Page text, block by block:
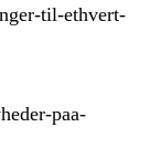
til-ethvert-
paa-